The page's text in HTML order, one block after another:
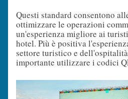
Questi standard consentono
ottimizzare le operazioni
un'esperienza migliore ai
hotel. Più è positiva
settore turistico e
importante utilizzare i codici